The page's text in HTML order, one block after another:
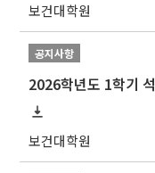
보건대학원
공지사항
보건대학원